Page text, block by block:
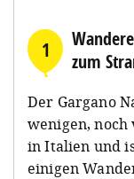
1
zum
Der Gargano
wenigen, noch
in Italien und
einigen